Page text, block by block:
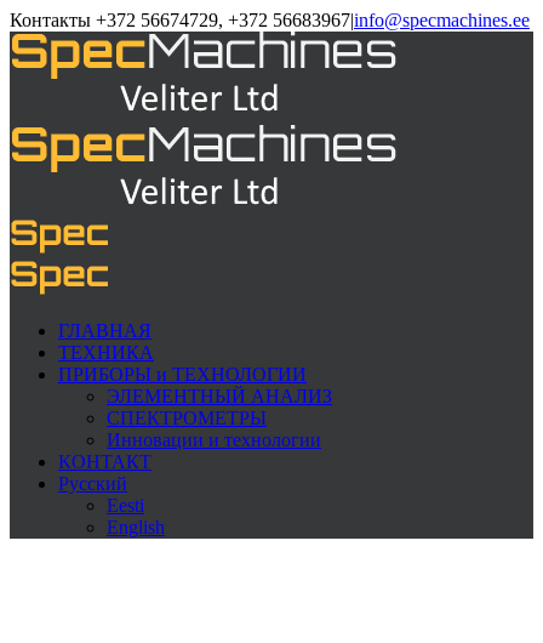
Контакты +372 56674729, +372 56683967|info@specmachines.ee
ГЛАВНАЯ
ТЕХНИКА
ПРИБОРЫ и ТЕХНОЛОГИИ
ЭЛЕМЕНTНЫЙ АНАЛИЗ
СПЕКТРОМЕТРЫ
Инновации и технологии
КОНТАКТ
Русский
Eesti
English